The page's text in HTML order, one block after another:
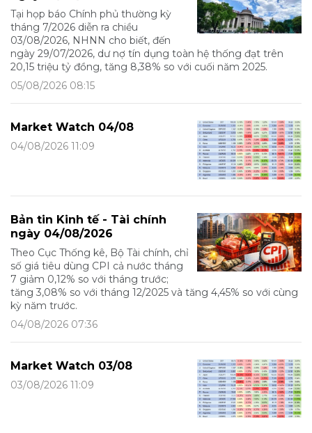
Tại họp báo Chính phủ thường kỳ
tháng 7/2026 diễn ra chiều
03/08/2026, NHNN cho biết, đến
ngày 29/07/2026, dư nợ tín dụng toàn hệ thống đạt trên
20,15 triệu tỷ đồng, tăng 8,38% so với cuối năm 2025.
05/08/2026 08:15
Market Watch 04/08
04/08/2026 11:09
Bản tin Kinh tế - Tài chính
ngày 04/08/2026
Theo Cục Thống kê, Bộ Tài chính, chỉ
số giá tiêu dùng CPI cả nước tháng
7 giảm 0,12% so với tháng trước;
tăng 3,08% so với tháng 12/2025 và tăng 4,45% so với cùng
kỳ năm trước.
04/08/2026 07:36
Market Watch 03/08
03/08/2026 11:09